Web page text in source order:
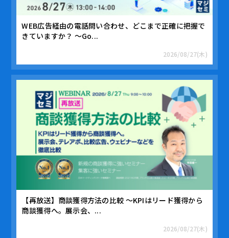
WEB広告経由の電話問い合わせ、どこまで正確に把握で
きていますか？ ～Go...
2026/08/27(木)
【再放送】商談獲得方法の比較 ～KPIはリード獲得から
商談獲得へ。展示会、...
2026/08/27(木)